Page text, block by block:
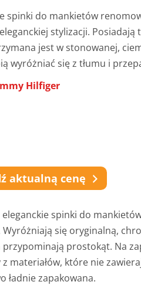
spinki do mankietów
stylizacji. Posiadają
jest w stonowanej,
wyróżniać się z tłumu i
Hilfiger
aktualną cenę
eleganckie spinki do
Wyróżniają się oryginalną,
przypominają prostokąt. Na
z materiałów, które nie
ładnie zapakowana.